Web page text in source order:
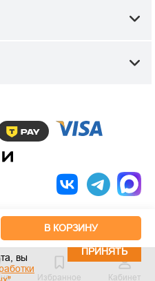
Избранное Кабинет
В КОРЗИНУ
и отделочные
вы
ПРИНЯТЬ